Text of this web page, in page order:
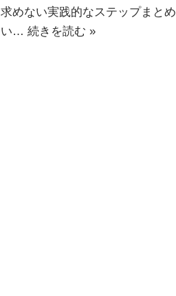
求めない実践的なステップまと
い… 続きを読む »